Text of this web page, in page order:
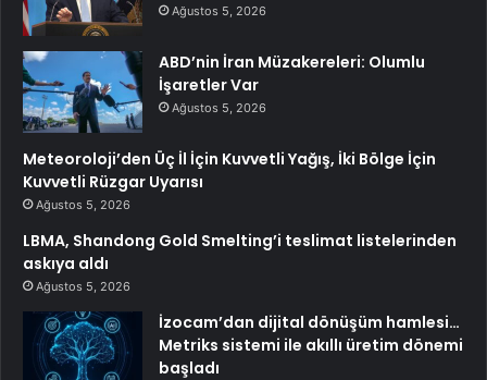
Ağustos 5, 2026
ABD’nin İran Müzakereleri: Olumlu
İşaretler Var
Ağustos 5, 2026
Meteoroloji’den Üç İl İçin Kuvvetli Yağış, İki Bölge İçin
Kuvvetli Rüzgar Uyarısı
Ağustos 5, 2026
LBMA, Shandong Gold Smelting’i teslimat listelerinden
askıya aldı
Ağustos 5, 2026
İzocam’dan dijital dönüşüm hamlesi…
Metriks sistemi ile akıllı üretim dönemi
başladı